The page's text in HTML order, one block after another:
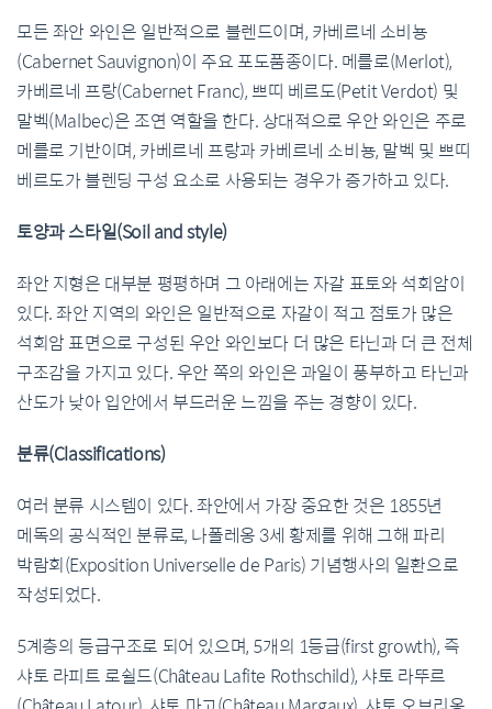
모든 좌안 와인은 일반적으로 블렌드이며, 카베르네 소비뇽
(Cabernet Sauvignon)이 주요 포도품종이다. 메를로(Merlot),
카베르네 프랑(Cabernet Franc), 쁘띠 베르도(Petit Verdot) 및
말벡(Malbec)은 조연 역할을 한다. 상대적으로 우안 와인은 주로
메를로 기반이며, 카베르네 프랑과 카베르네 소비뇽, 말벡 및 쁘띠
베르도가 블렌딩 구성 요소로 사용되는 경우가 증가하고 있다.
토양과 스타일(Soil and style)
좌안 지형은 대부분 평평하며 그 아래에는 자갈 표토와 석회암이
있다. 좌안 지역의 와인은 일반적으로 자갈이 적고 점토가 많은
석회암 표면으로 구성된 우안 와인보다 더 많은 타닌과 더 큰 전체
구조감을 가지고 있다. 우안 쪽의 와인은 과일이 풍부하고 타닌과
산도가 낮아 입안에서 부드러운 느낌을 주는 경향이 있다.
분류(Classifications)
여러 분류 시스템이 있다. 좌안에서 가장 중요한 것은 1855년
메독의 공식적인 분류로, 나폴레옹 3세 황제를 위해 그해 파리
박람회(Exposition Universelle de Paris) 기념행사의 일환으로
작성되었다.
5계층의 등급구조로 되어 있으며, 5개의 1등급(first growth), 즉
샤토 라피트 로쉴드(Château Lafite Rothschild), 샤토 라뚜르